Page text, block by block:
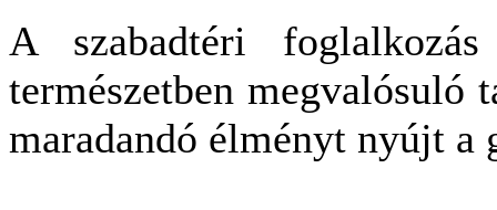
A szabadtéri
természetben megvalósuló
maradandó élményt nyújt a